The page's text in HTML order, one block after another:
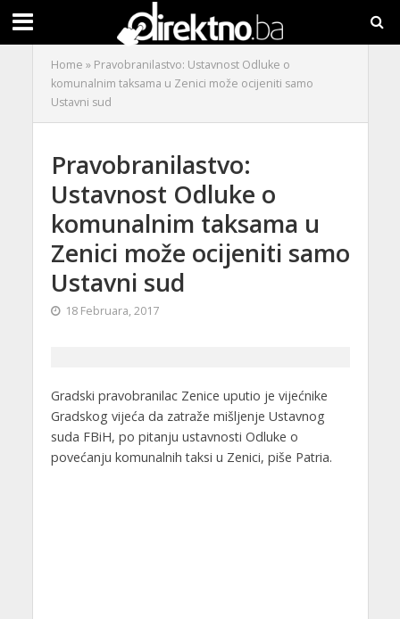
Home » Pravobranilastvo: Ustavnost Odluke o
komunalnim taksama u Zenici može ocijeniti samo
Ustavni sud
Pravobranilastvo:
Ustavnost Odluke o
komunalnim taksama u
Zenici može ocijeniti samo
Ustavni sud
18 Februara, 2017
Gradski pravobranilac Zenice uputio je vijećnike
Gradskog vijeća da zatraže mišljenje Ustavnog
suda FBiH, po pitanju ustavnosti Odluke o
povećanju komunalnih taksi u Zenici, piše Patria.